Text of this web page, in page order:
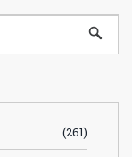
(261)